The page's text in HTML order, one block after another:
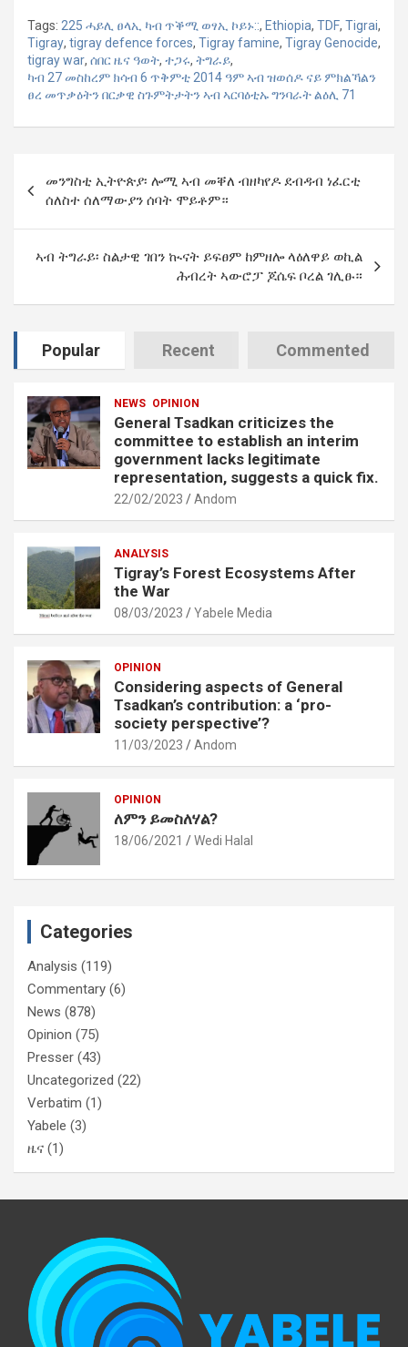
Tags: 225 ሓይሊ ፀላኢ ካብ ጥቕሚ ወፃኢ ኮይኑ::, Ethiopia, TDF, Tigrai,
Tigray, tigray defence forces, Tigray famine, Tigray Genocide,
tigray war, ሰበር ዜና ዓወት, ተጋሩ, ትግራይ,
ካብ 27 መስከረም ክሳብ 6 ጥቅምቲ 2014 ዓም ኣብ ዝወሰዶ ናይ ምክልኻልን
ፀረ መጥቃዕትን በርቃዊ ስጉምትታትን ኣብ ኣርባዕቲኡ ግንባራት ልዕሊ 71
navigation
መንግስቲ ኢትዮጵያ፡ ሎሚ ኣብ መቐለ ብዘካየዶ ደብዳብ ነፈርቲ
ሰለስተ ሰለማውያን ሰባት ሞይቶም።
ኣብ ትግራይ፡ ስልታዊ ገበን ኲናት ይፍፀም ከምዘሎ ላዕለዋይ ወኪል
ሕብረት ኣውሮፓ ጆሴፍ ቦረል ገሊፁ።
Popular Recent Commented
NEWS OPINION
General Tsadkan criticizes the
committee to establish an interim
government lacks legitimate
representation, suggests a quick fix.
22/02/2023 Andom
ANALYSIS
Tigray’s Forest Ecosystems After
the War
08/03/2023 Yabele Media
OPINION
Considering aspects of General
Tsadkan’s contribution: a ‘pro-
society perspective’?
11/03/2023 Andom
OPINION
ለምን ይመስለሃል?
18/06/2021 Wedi Halal
Categories
Analysis (119)
Commentary (6)
News (878)
Opinion (75)
Presser (43)
Uncategorized (22)
Verbatim (1)
Yabele (3)
ዜና (1)